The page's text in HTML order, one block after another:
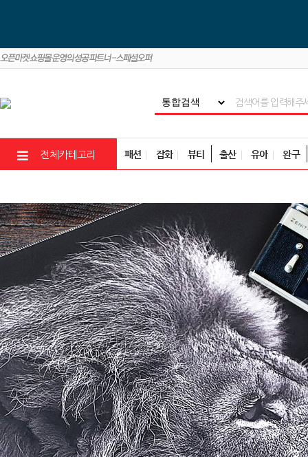
전체카테고리 패션 잡화 뷰티 출산 유아 완구